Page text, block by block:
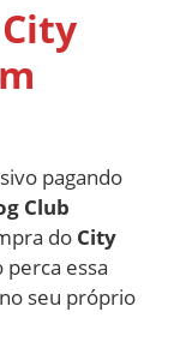
pagando
Club
do City
perca essa
seu próprio